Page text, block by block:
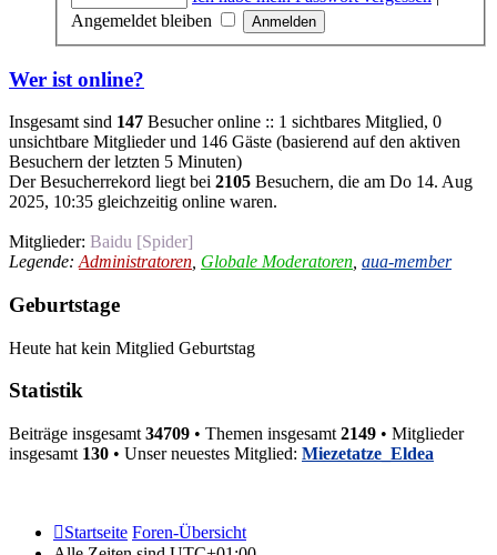
Angemeldet bleiben
Wer ist online?
Insgesamt sind 147 Besucher online :: 1 sichtbares Mitglied, 0
unsichtbare Mitglieder und 146 Gäste (basierend auf den aktiven
Besuchern der letzten 5 Minuten)
Der Besucherrekord liegt bei 2105 Besuchern, die am Do 14. Aug
2025, 10:35 gleichzeitig online waren.
Mitglieder: Baidu [Spider]
Legende: Administratoren Globale Moderatoren aua-member
Geburtstage
Heute hat kein Mitglied Geburtstag
Statistik
Beiträge insgesamt 34709 • Themen insgesamt 2149 • Mitglieder
insgesamt 130 • Unser neuestes Mitglied: Miezetatze_Eldea
Startseite Foren-Übersicht